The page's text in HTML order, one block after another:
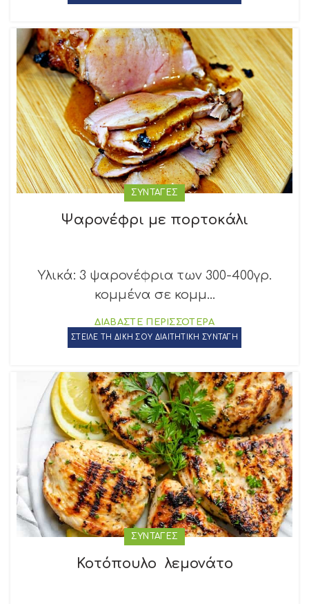
ΣΥΝΤΑΓΕΣ
Ψαρονέφρι με πορτοκάλι
Υλικά: 3 ψαρονέφρια των 300-400γρ.
κομμένα σε κομμ...
ΔΙΑΒΑΣΤΕ ΠΕΡΙΣΣΟΤΕΡΑ
ΣΤΕΙΛΕ ΤΗ ΔΙΚΗ ΣΟΥ ΔΙΑΙΤΗΤΙΚΗ ΣΥΝΤΑΓΗ
ΣΥΝΤΑΓΕΣ
Κοτόπουλο λεμονάτο